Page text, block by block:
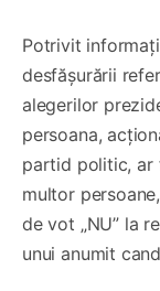
Potrivit
desfășurării
alegerilor
persoana,
partid politic, ar
multor
de vot „NU” la
unui anumit